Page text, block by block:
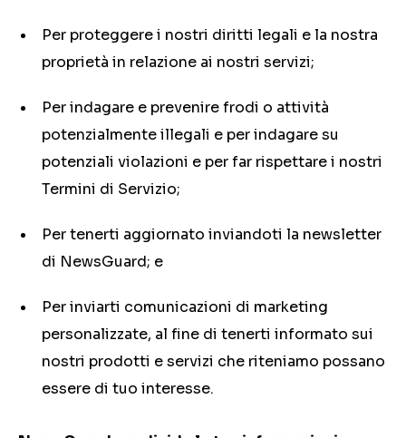
Per proteggere i nostri diritti legali e la nostra
proprietà in relazione ai nostri servizi;
Per indagare e prevenire frodi o attività
potenzialmente illegali e per indagare su
potenziali violazioni e per far rispettare i nostri
Termini di Servizio;
Per tenerti aggiornato inviandoti la newsletter
di NewsGuard; e
Per inviarti comunicazioni di marketing
personalizzate, al fine di tenerti informato sui
nostri prodotti e servizi che riteniamo possano
essere di tuo interesse.